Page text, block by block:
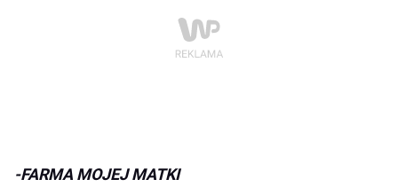
-FARMA MOJEJ MATKI